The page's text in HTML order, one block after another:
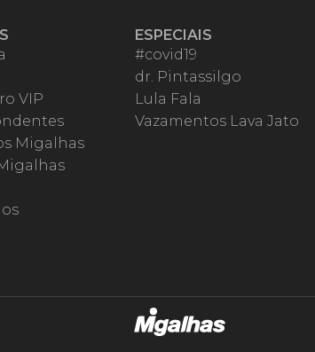
VIP
Migalhas
ESPECIAIS
#covid19
dr. Pintassilgo
Lula Fala
Vazamentos Lava Jato